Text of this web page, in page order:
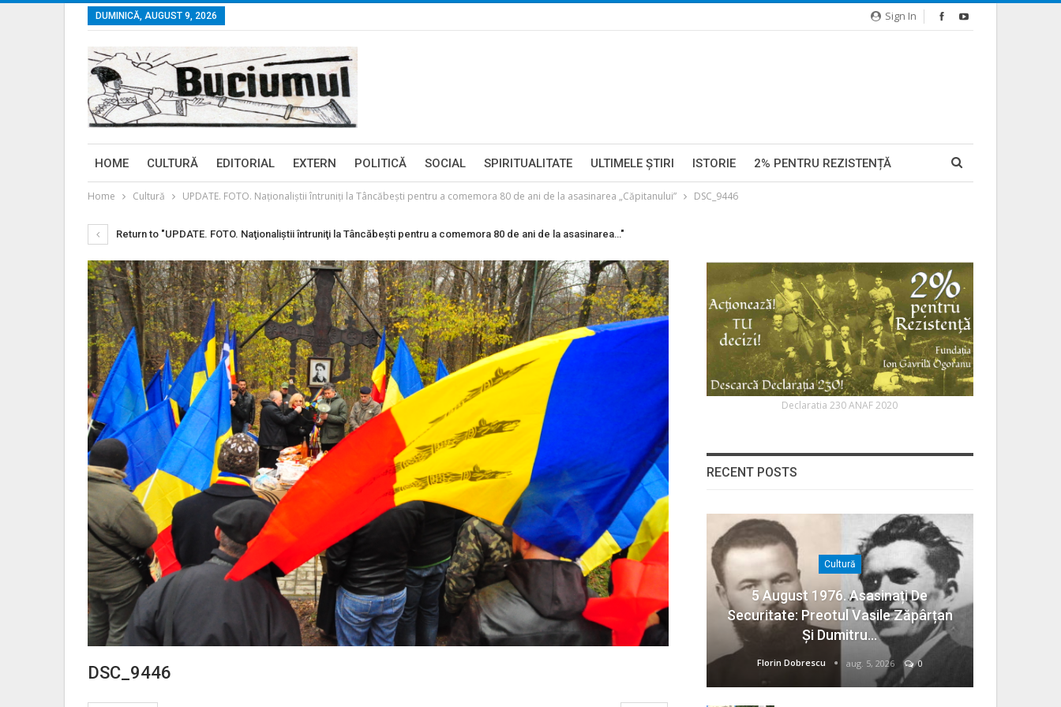
Sign In
DUMINICĂ, AUGUST 9, 2026
HOME CULTURĂ EDITORIAL EXTERN POLITICĂ SOCIAL SPIRITUALITATE ULTIMELE ŞTIRI ISTORIE 2% PENTRU REZISTENȚĂ
Home Cultură UPDATE. FOTO. Naţionaliştii întruniţi la Tâncăbești pentru a comemora 80 de ani de la asasinarea „Căpitanului” DSC_9446
Return to "UPDATE. FOTO. Naţionaliştii întruniţi la Tâncăbești pentru a comemora 80 de ani de la asasinarea…"
DSC_9446
Declaratia 230 ANAF 2020
RECENT POSTS
Cultură
5 August 1976. Asasinați De
Securitate: Preotul Vasile Zăpârțan
Și Dumitru…
Florin Dobrescu aug. 5, 2026 0